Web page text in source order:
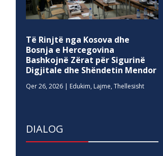
Të Rinjtë nga Kosova dhe
Bosnja e Hercegovina
Bashkojnë Zërat për Sigurinë
Digjitale dhe Shëndetin Mendor
Qer 26, 2026 | Edukim, Lajme,Thellesisht
DIALOG